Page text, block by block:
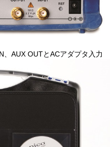
、AUX OUTとACアダプタ入力